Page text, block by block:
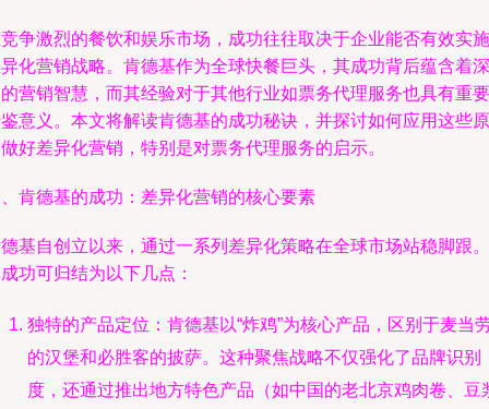
争激烈的餐饮和娱乐市场，成功往往取决于企业能否有效实施
化营销战略。肯德基作为全球快餐巨头，其成功背后蕴含着深
营销智慧，而其经验对于其他行业如票务代理服务也具有重要
意义。本文将解读肯德基的成功秘诀，并探讨如何应用这些原
好差异化营销，特别是对票务代理服务的启示。
肯德基的成功：差异化营销的核心要素
基自创立以来，通过一系列差异化策略在全球市场站稳脚跟。
功可归结为以下几点：
独特的产品定位：肯德基以“炸鸡”为核心产品，区别于麦当
的汉堡和必胜客的披萨。这种聚焦战略不仅强化了品牌识别
度，还通过推出地方特色产品（如中国的老北京鸡肉卷、豆